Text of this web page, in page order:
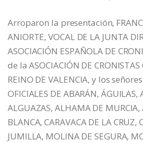
Arroparon la presentación,
ANIORTE, VOCAL DE LA JUNTA
ASOCIACIÓN ESPAÑOLA DE
de la ASOCIACIÓN DE CRONISTAS
REINO DE VALENCIA, y los
OFICIALES DE ABARÁN, ÁGUILAS,
ALGUAZAS, ALHAMA DE MURCIA,
BLANCA, CARAVACA DE LA CRUZ,
JUMILLA, MOLINA DE SEGURA,